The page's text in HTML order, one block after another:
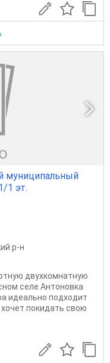
муниципальный
1 эт.
р-н
двухкомнатную
селе Антоновка
идеально подходит
покидать свою